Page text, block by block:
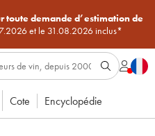
toute demande d’estimation de
et le 31.08.2026 inclus*
Cote Encyclopédie